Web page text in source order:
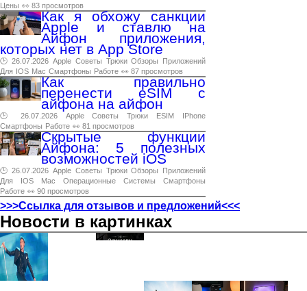
Цены 👀 83 просмотров
Как я обхожу санкции
Apple и ставлю на
Айфон приложения,
которых нет в App Store
🕑 26.07.2026 Apple Советы Трюки Обзоры
Приложений
Для IOS Mac Смартфоны Работе 👀 87 просмотров
Как правильно
перенести eSIM с
айфона на айфон
🕑 26.07.2026 Apple Советы Трюки ESIM
IPhone
Смартфоны Работе 👀 81 просмотров
Скрытые функции
Айфона: 5 полезных
возможностей iOS
🕑 26.07.2026 Apple Советы Трюки Обзоры
Приложений
Для
IOS Mac Операционные Системы
Смартфоны
Работе 👀 90 просмотров
>>>Ссылка для отзывов и предложений<<<
Новости в картинках